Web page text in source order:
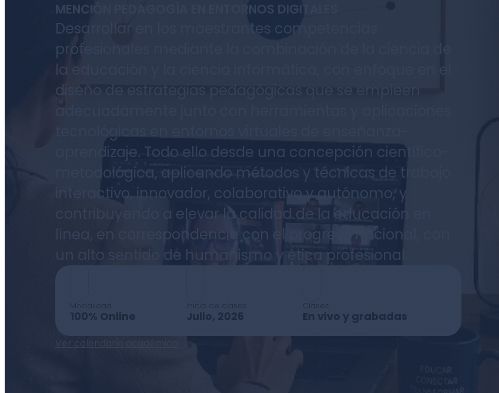
MENCIÓN PEDAGOGÍA EN ENTORNOS DIGITALES
Desarrollar en los maestrantes competencias
profesionales mediante la combinación de la ciencia de
la educación y la ciencia informática, con enfoque en el
diseño de estrategias pedagógicas que se empleen
adecuadamente junto con herramientas y aplicaciones
tecnológicas en entornos virtuales de enseñanza-
aprendizaje. Todo ello desde una concepción científico-
metodológica, aplicando métodos y técnicas de trabajo
interactivo, innovador, colaborativo y autónomo, y
contribuyendo a elevar la calidad de la educación en
línea, en correspondencia con el progreso nacional, con
un alto sentido de humanismo y ética profesional.
Modalidad
100% Online
Inicio de clases
Julio, 2026
Clases
En vivo y grabadas
Ver calendario académico